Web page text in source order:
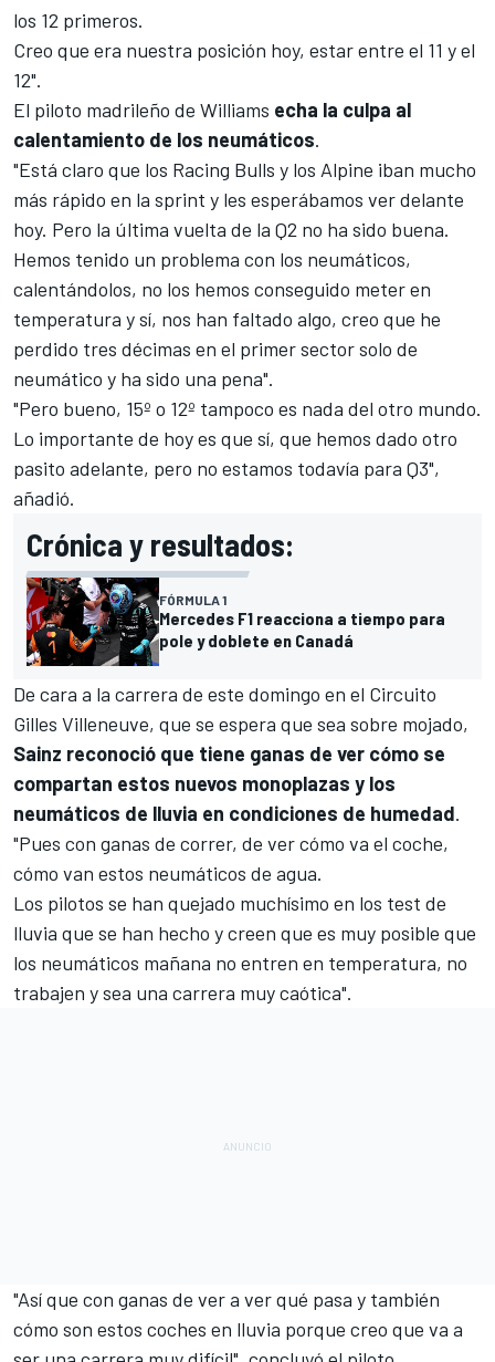
los 12 primeros.
Creo que era nuestra posición hoy, estar entre el 11 y el
12".
El piloto madrileño de Williams echa la culpa al
calentamiento de los neumáticos.
"Está claro que los Racing Bulls y los Alpine iban mucho
más rápido en la sprint y les esperábamos ver delante
hoy. Pero la última vuelta de la Q2 no ha sido buena.
Hemos tenido un problema con los neumáticos,
calentándolos, no los hemos conseguido meter en
temperatura y sí, nos han faltado algo, creo que he
perdido tres décimas en el primer sector solo de
neumático y ha sido una pena".
"Pero bueno, 15º o 12º tampoco es nada del otro mundo.
Lo importante de hoy es que sí, que hemos dado otro
pasito adelante, pero no estamos todavía para Q3",
añadió.
Crónica y resultados:
FÓRMULA 1
Mercedes F1 reacciona a tiempo para
pole y doblete en Canadá
De cara a la carrera de este domingo en el Circuito
Gilles Villeneuve, que se espera que sea sobre mojado,
Sainz reconoció que tiene ganas de ver cómo se
compartan estos nuevos monoplazas y los
neumáticos de lluvia en condiciones de humedad.
"Pues con ganas de correr, de ver cómo va el coche,
cómo van estos neumáticos de agua.
Los pilotos se han quejado muchísimo en los test de
lluvia que se han hecho y creen que es muy posible que
los neumáticos mañana no entren en temperatura, no
trabajen y sea una carrera muy caótica".
"Así que con ganas de ver a ver qué pasa y también
cómo son estos coches en lluvia porque creo que va a